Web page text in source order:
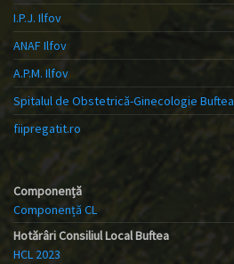
I.P.J. Ilfov
ANAF Ilfov
A.P.M. Ilfov
Spitalul de Obstetrică-Ginecologie Buftea
fiipregatit.ro
Componență
Componență CL
Hotărâri Consiliul Local Buftea
HCL 2023